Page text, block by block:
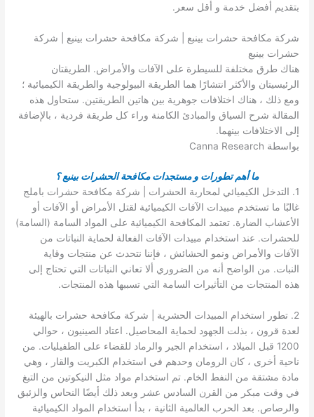
بتقديم أفضل خدمة و أقل سعر.
شركة مكافحة حشرات بينبع | شركة مكافحة حشرات بينبع | شركة
حشرات بينبع
هناك طرق مختلفة للسيطرة على الآفات والأمراض. الطريقتان
الرئيسيتان والأكثر انتشارًا هما الطريقة البيولوجية والطريقة الكيميائية ؛
ومع ذلك ، هناك اختلافات جوهرية بين هاتين الطريقتين. ستحاول هذه
المقالة شرح السياق والمبادئ الكامنة وراء كل طريقة فردية ، بالإضافة
إلى الاختلافات بينهما.
بواسطة Canna Research
ما أهم تطورات و مستجدات مكافحة الحشرات بينبع ؟
1. التدخل الكيميائي لمحاربة الحشرات | شركة مكافحة حشرات باملج
غالبًا ما تستخدم مبيدات الآفات الكيميائية لقتل الأمراض أو الآفات أو
الأعشاب الضارة. تعتمد المكافحة الكيميائية على المواد السامة (السامة)
للحشرات. عند استخدام مبيدات الآفات الفعالة لحماية النباتات من
الآفات والأمراض ونمو الحشائش ، فإننا نتحدث عن منتجات وقاية
النبات. من الواضح أنه من الضروري ألا تعاني النباتات التي تحتاج إلى
هذه المنتجات من التأثيرات السامة التي تسببها هذه المنتجات.
2. تطور استخدام المبيدات الحشرية | شركة مكافحة حشرات بالهيئة
لعدة قرون ، بذلت الجهود لحماية المحاصيل. اعتاد الصينيون ، حوالي
1200 قبل الميلاد ، استخدام الجير والرماد للقضاء على الطفيليات. من
ناحية أخرى ، كان الرومان وحدهم في استخدام الكبريت والقار ، وهي
مادة مشتقة من النفط الخام. تم استخدام مواد مثل النيكوتين من التبغ
في وقت مبكر من القرن السادس عشر وبعد ذلك أيضًا النحاس والزئبق
والرصاص. بعد الحرب العالمية الثانية ، بدأ استخدام المواد الكيميائية